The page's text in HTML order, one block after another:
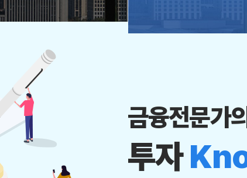
금융전문가의
투자